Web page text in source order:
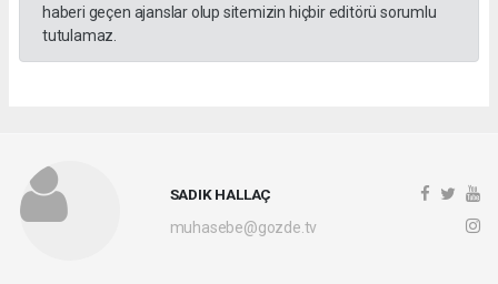
haberi geçen ajanslar olup sitemizin hiçbir editörü sorumlu
tutulamaz.
SADIK HALLAÇ
muhasebe@gozde.tv